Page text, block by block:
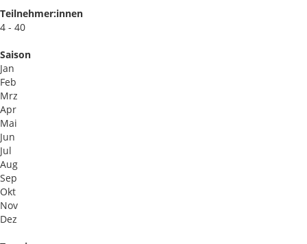
Teilnehmer:innen
4 - 40
Saison
Jan
Feb
Mrz
Apr
Mai
Jun
Jul
Aug
Sep
Okt
Nov
Dez